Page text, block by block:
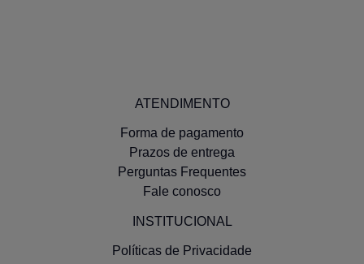
ATENDIMENTO
Forma de pagamento
Prazos de entrega
Perguntas Frequentes
Fale conosco
INSTITUCIONAL
Políticas de Privacidade